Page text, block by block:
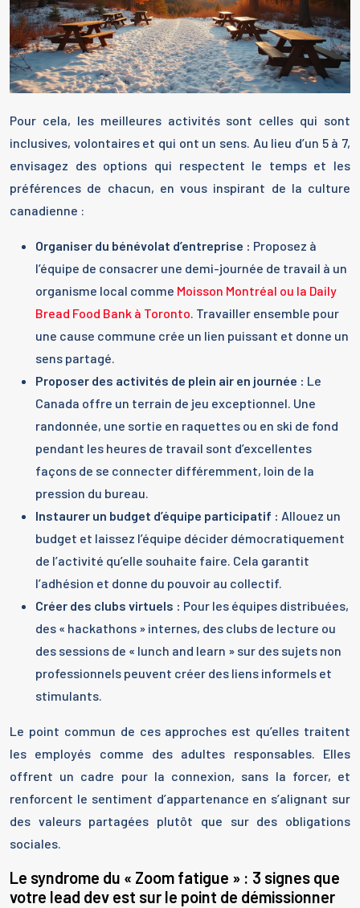
Pour cela, les meilleures activités sont celles qui sont
inclusives, volontaires et qui ont un sens. Au lieu d’un 5 à 7,
envisagez des options qui respectent le temps et les
préférences de chacun, en vous inspirant de la culture
canadienne :
Organiser du bénévolat d’entreprise : Proposez à
l’équipe de consacrer une demi-journée de travail à un
organisme local comme Moisson Montréal ou la Daily
Bread Food Bank à Toronto. Travailler ensemble pour
une cause commune crée un lien puissant et donne un
sens partagé.
Proposer des activités de plein air en journée : Le
Canada offre un terrain de jeu exceptionnel. Une
randonnée, une sortie en raquettes ou en ski de fond
pendant les heures de travail sont d’excellentes
façons de se connecter différemment, loin de la
pression du bureau.
Instaurer un budget d’équipe participatif : Allouez un
budget et laissez l’équipe décider démocratiquement
de l’activité qu’elle souhaite faire. Cela garantit
l’adhésion et donne du pouvoir au collectif.
Créer des clubs virtuels : Pour les équipes distribuées,
des « hackathons » internes, des clubs de lecture ou
des sessions de « lunch and learn » sur des sujets non
professionnels peuvent créer des liens informels et
stimulants.
Le point commun de ces approches est qu’elles traitent
les employés comme des adultes responsables. Elles
offrent un cadre pour la connexion, sans la forcer, et
renforcent le sentiment d’appartenance en s’alignant sur
des valeurs partagées plutôt que sur des obligations
sociales.
Le syndrome du « Zoom fatigue » : 3 signes que
votre lead dev est sur le point de démissionner